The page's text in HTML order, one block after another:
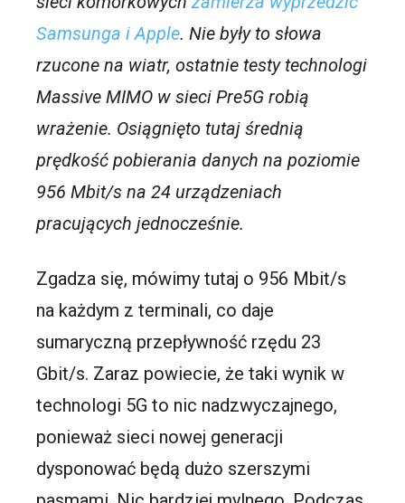
Samsunga i Apple. Nie były to słowa
rzucone na wiatr, ostatnie testy technologi
Massive MIMO w sieci Pre5G robią
wrażenie. Osiągnięto tutaj średnią
prędkość pobierania danych na poziomie
956 Mbit/s na 24 urządzeniach
pracujących jednocześnie.
Zgadza się, mówimy tutaj o 956 Mbit/s
na każdym z terminali, co daje
sumaryczną przepływność rzędu 23
Gbit/s. Zaraz powiecie, że taki wynik w
technologi 5G to nic nadzwyczajnego,
ponieważ sieci nowej generacji
dysponować będą dużo szerszymi